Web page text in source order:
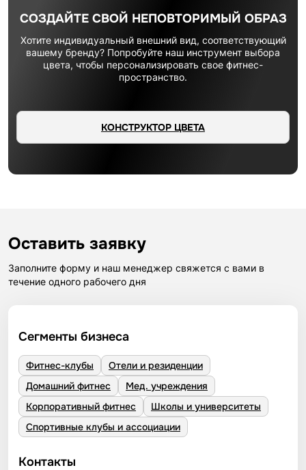
СОЗДАЙТЕ СВОЙ НЕПОВТОРИМЫЙ ОБРАЗ
Хотите индивидуальный внешний вид, соответствующий
вашему бренду? Попробуйте наш инструмент выбора
цвета, чтобы персонализировать свое фитнес-
пространство.
КОНСТРУКТОР ЦВЕТА
Оставить заявку
Заполните форму и наш менеджер свяжется с вами в
течение одного рабочего дня
Сегменты бизнеса
Фитнес-клубы
Отели и резиденции
Домашний фитнес
Мед. учреждения
Корпоративный фитнес
Школы и университеты
Спортивные клубы и ассоциации
Контакты